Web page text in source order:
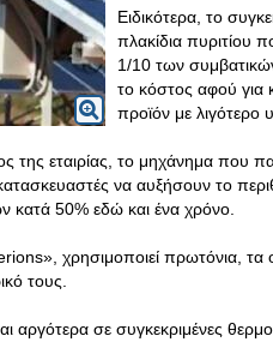
Ειδικότερα, το
πλακίδια πυριτίου
1/10 των
το κόστος αφού για
προϊόν με λιγότερο
εταιρίας, το μηχάνημα που
να αυξήσουν το
κατά 50% εδώ και ένα χρόνο.
χρησιμοποιεί πρωτόνια, τα
τους.
αργότερα σε συγκεκριμένες